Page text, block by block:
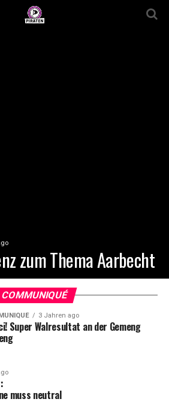
zum Thema Aarbecht
COMMUNIQUÉ
3 Jahren ago
Super Walresultat an der Gemeng
muss neutral